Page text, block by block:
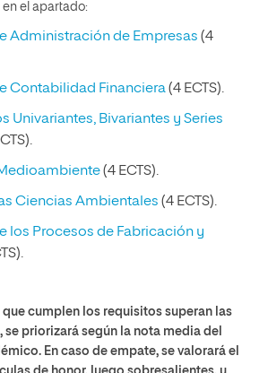
el apartado:
Administración de Empresas (4
Contabilidad Financiera(4 ECTS).
Univariantes, Bivariantes y Series
(4 ECTS).
Ciencias Ambientales (4 ECTS).
los Procesos de Fabricación y
cumplen los requisitos superan las
se priorizará según la nota media del
En caso de empate, se valorará el